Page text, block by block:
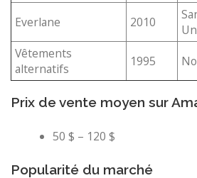
Everlane
2010
Vêtements
alternatifs
1995
Prix ​​de vente moyen sur
50 $ – 120 $
Popularité du marché